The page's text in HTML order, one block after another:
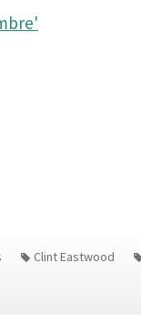
Clint Eastwood